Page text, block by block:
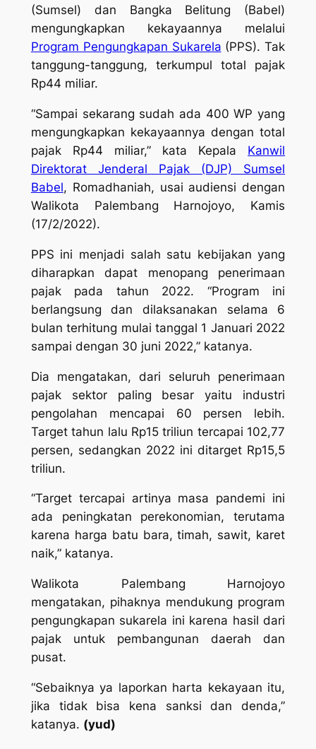
(Sumsel) dan Bangka Belitung (Babel)
mengungkapkan kekayaannya melalui
Program Pengungkapan Sukarela (PPS). Tak
tanggung-tanggung, terkumpul total pajak
Rp44 miliar.
“Sampai sekarang sudah ada 400 WP yang
mengungkapkan kekayaannya dengan total
pajak Rp44 miliar,” kata Kepala Kanwil
Direktorat Jenderal Pajak (DJP) Sumsel
Babel, Romadhaniah, usai audiensi dengan
Walikota Palembang Harnojoyo, Kamis
(17/2/2022).
PPS ini menjadi salah satu kebijakan yang
diharapkan dapat menopang penerimaan
pajak pada tahun 2022. “Program ini
berlangsung dan dilaksanakan selama 6
bulan terhitung mulai tanggal 1 Januari 2022
sampai dengan 30 juni 2022,” katanya.
Dia mengatakan, dari seluruh penerimaan
pajak sektor paling besar yaitu industri
pengolahan mencapai 60 persen lebih.
Target tahun lalu Rp15 triliun tercapai 102,77
persen, sedangkan 2022 ini ditarget Rp15,5
triliun.
“Target tercapai artinya masa pandemi ini
ada peningkatan perekonomian, terutama
karena harga batu bara, timah, sawit, karet
naik,” katanya.
Walikota Palembang Harnojoyo
mengatakan, pihaknya mendukung program
pengungkapan sukarela ini karena hasil dari
pajak untuk pembangunan daerah dan
pusat.
“Sebaiknya ya laporkan harta kekayaan itu,
jika tidak bisa kena sanksi dan denda,”
katanya. (yud)